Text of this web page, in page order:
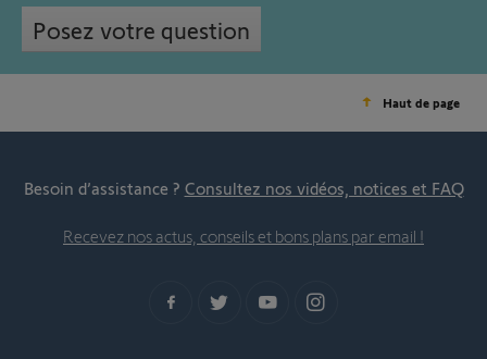
Posez votre question
Haut de page
Besoin d’assistance ? Consultez nos vidéos, notices et FAQ
Recevez nos actus, conseils et bons plans par email !